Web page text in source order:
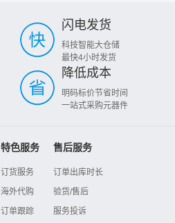
闪电发货
科技智能大仓储
最快4小时发货
降低成本
明码标价节省时间
一站式采购元器件
特色服务
订货服务
海外代购
订单跟踪
售后服务
订单出库时长
验货/售后
服务投诉